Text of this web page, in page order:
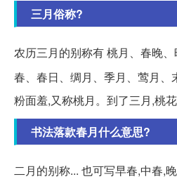
三月俗称?
农历三月的别称有 桃月、春晚
春、春日、绸月、季月、莺月、
粉面羞,又称桃月。到了三月,桃
书法落款春月什么意思?
二月的别称... 也可写早春,中春,